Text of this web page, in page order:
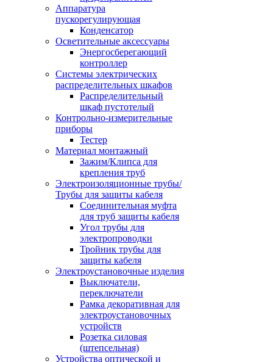
Аппаратура
пускорегулирующая
Конденсатор
Осветительные аксессуары
Энергосберегающий
контроллер
Системы электрических
распределительных шкафов
Распределительный
шкаф пустотелый
Контрольно-измерительные
приборы
Тестер
Материал монтажный
Зажим/Клипса для
крепления труб
Электроизоляционные трубы/
Трубы для защиты кабеля
Соединительная муфта
для труб защиты кабеля
Угол трубы для
электропроводки
Тройник трубы для
защиты кабеля
Электроустановочные изделия
Выключатели,
переключатели
Рамка декоративная для
электроустановочных
устройств
Розетка силовая
(штепсельная)
Устройства оптической и